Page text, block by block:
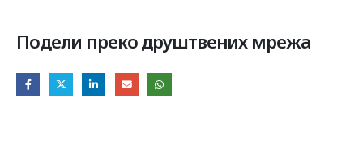
Подели преко друштвених мрежа